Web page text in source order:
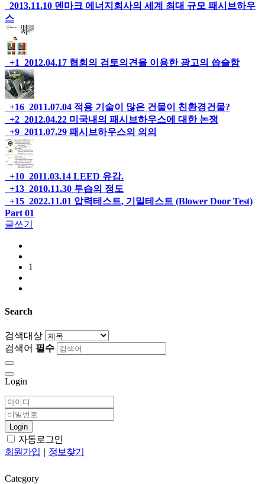
2013.11.10 덴마크 에너지회사의 세계 최대 규모 패시브하우
스
+1 2012.04.17 협회의 검토의견을 이용한 광고의 씁슬함
+16 2011.07.04 적용 기술이 많은 건물이 친환경건물?
+2 2012.04.22 미국내의 패시브하우스에 대한 논쟁
+9 2011.07.29 패시브하우스의 의의
+10 2011.03.14 LEED 유감.
+13 2010.11.30 투습의 정도
+15 2022.11.01 압력테스트, 기밀테스트 (Blower Door Test)
Part 01
글쓰기
1
Search
검색대상
검색어 필수
Login
Login
자동로그인
회원가입 | 정보찾기
Category